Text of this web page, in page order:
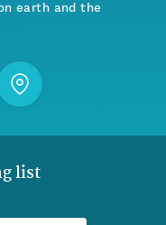
earth and the
list